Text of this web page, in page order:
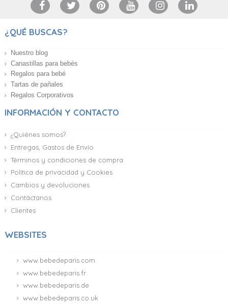
¿QUÉ BUSCAS?
Nuestro blog
Canastillas para bebés
Regalos para bebé
Tartas de pañales
Regalos Corporativos
INFORMACIÓN Y CONTACTO
¿Quiénes somos?
Entregas, Gastos de Envío
Términos y condiciones de compra
Política de privacidad y Cookies
Cambios y devoluciones
Contáctanos
Clientes
WEBSITES
www.bebedeparis.com
www.bebedeparis.fr
www.bebedeparis.de
www.bebedeparis.co.uk